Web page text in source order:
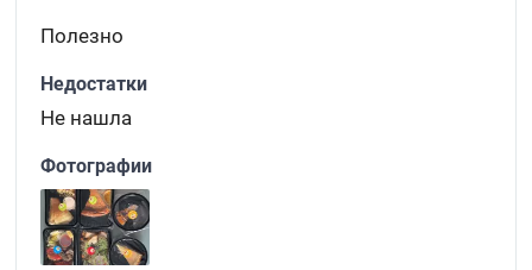
Полезно
Недостатки
Не нашла
Фотографии